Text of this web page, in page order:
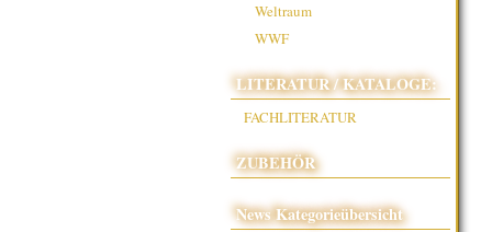
Weltraum
WWF
LITERATUR / KATALOGE:
FACHLITERATUR
ZUBEHÖR
News Kategorieübersicht